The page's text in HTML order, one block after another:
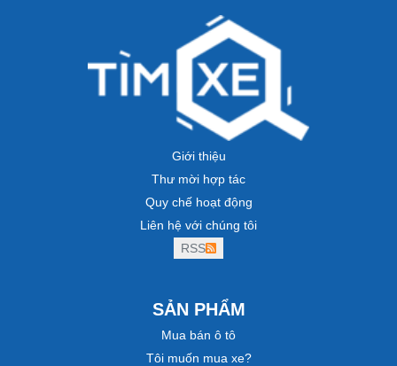
Giới thiệu
Thư mời hợp tác
Quy chế hoạt động
Liên hệ với chúng tôi
RSS
SẢN PHẨM
Mua bán ô tô
Tôi muốn mua xe?